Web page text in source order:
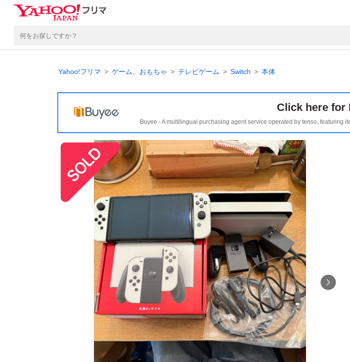
Yahoo!フリマ ゲーム、おもちゃ テレビゲーム Switch 本体
Click here for
Buyee - A multilingual purchasing agent service operated by tenso, featuring